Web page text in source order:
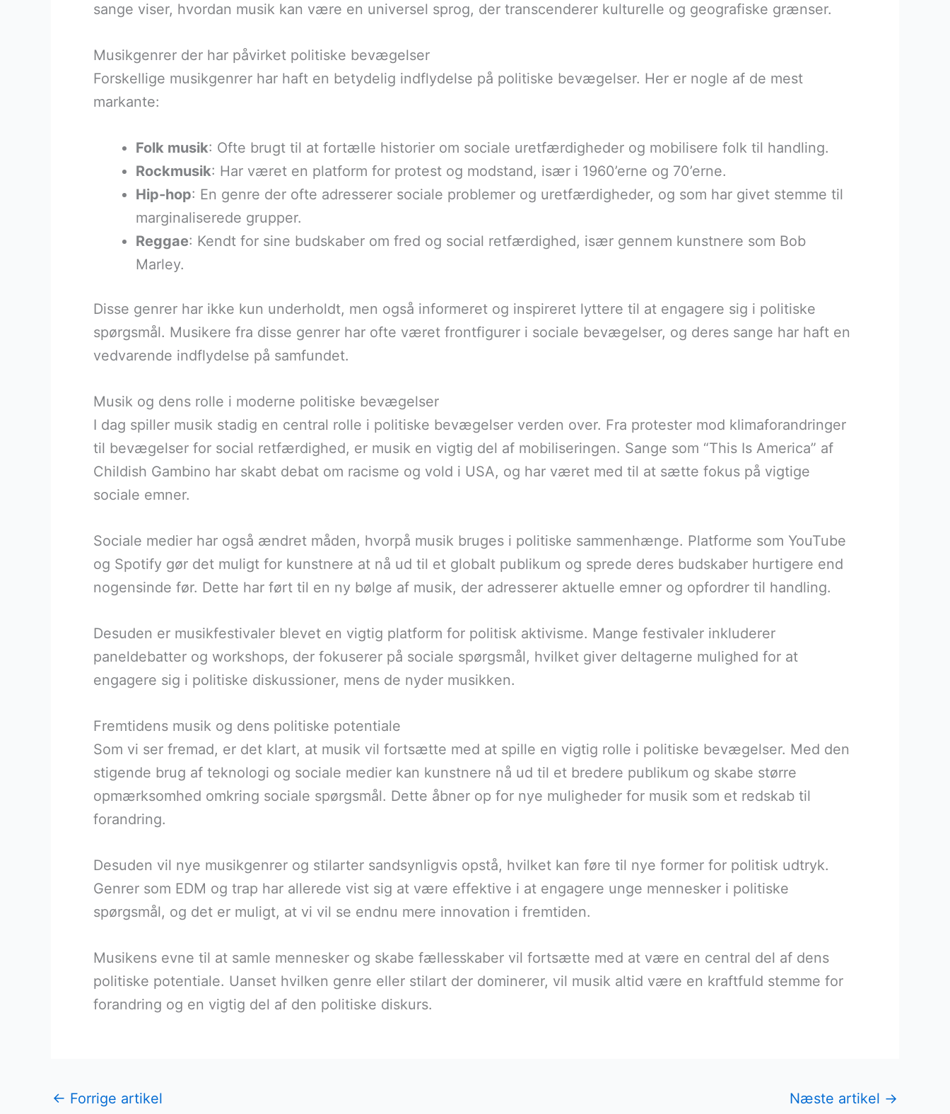
sange viser, hvordan musik kan være en universel sprog, der transcenderer kulturelle og geografiske grænser.
Musikgenrer der har påvirket politiske bevægelser
Forskellige musikgenrer har haft en betydelig indflydelse på politiske bevægelser. Her er nogle af de mest
markante:
Folk musik: Ofte brugt til at fortælle historier om sociale uretfærdigheder og mobilisere folk til handling.
Rockmusik: Har været en platform for protest og modstand, især i 1960’erne og 70’erne.
Hip-hop: En genre der ofte adresserer sociale problemer og uretfærdigheder, og som har givet stemme til
marginaliserede grupper.
Reggae: Kendt for sine budskaber om fred og social retfærdighed, især gennem kunstnere som Bob
Marley.
Disse genrer har ikke kun underholdt, men også informeret og inspireret lyttere til at engagere sig i politiske
spørgsmål. Musikere fra disse genrer har ofte været frontfigurer i sociale bevægelser, og deres sange har haft en
vedvarende indflydelse på samfundet.
Musik og dens rolle i moderne politiske bevægelser
I dag spiller musik stadig en central rolle i politiske bevægelser verden over. Fra protester mod klimaforandringer
til bevægelser for social retfærdighed, er musik en vigtig del af mobiliseringen. Sange som “This Is America” af
Childish Gambino har skabt debat om racisme og vold i USA, og har været med til at sætte fokus på vigtige
sociale emner.
Sociale medier har også ændret måden, hvorpå musik bruges i politiske sammenhænge. Platforme som YouTube
og Spotify gør det muligt for kunstnere at nå ud til et globalt publikum og sprede deres budskaber hurtigere end
nogensinde før. Dette har ført til en ny bølge af musik, der adresserer aktuelle emner og opfordrer til handling.
Desuden er musikfestivaler blevet en vigtig platform for politisk aktivisme. Mange festivaler inkluderer
paneldebatter og workshops, der fokuserer på sociale spørgsmål, hvilket giver deltagerne mulighed for at
engagere sig i politiske diskussioner, mens de nyder musikken.
Fremtidens musik og dens politiske potentiale
Som vi ser fremad, er det klart, at musik vil fortsætte med at spille en vigtig rolle i politiske bevægelser. Med den
stigende brug af teknologi og sociale medier kan kunstnere nå ud til et bredere publikum og skabe større
opmærksomhed omkring sociale spørgsmål. Dette åbner op for nye muligheder for musik som et redskab til
forandring.
Desuden vil nye musikgenrer og stilarter sandsynligvis opstå, hvilket kan føre til nye former for politisk udtryk.
Genrer som EDM og trap har allerede vist sig at være effektive i at engagere unge mennesker i politiske
spørgsmål, og det er muligt, at vi vil se endnu mere innovation i fremtiden.
Musikens evne til at samle mennesker og skabe fællesskaber vil fortsætte med at være en central del af dens
politiske potentiale. Uanset hvilken genre eller stilart der dominerer, vil musik altid være en kraftfuld stemme for
forandring og en vigtig del af den politiske diskurs.
← Forrige artikel Næste artikel →